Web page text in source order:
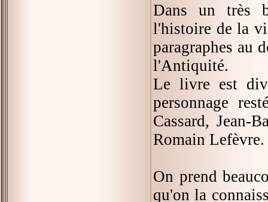
Dans un très
l'histoire de la
paragraphes au
l'Antiquité.
Le livre est
personnage
Cassard, Jean-
Romain Lefèvre.
On prend
qu'on la